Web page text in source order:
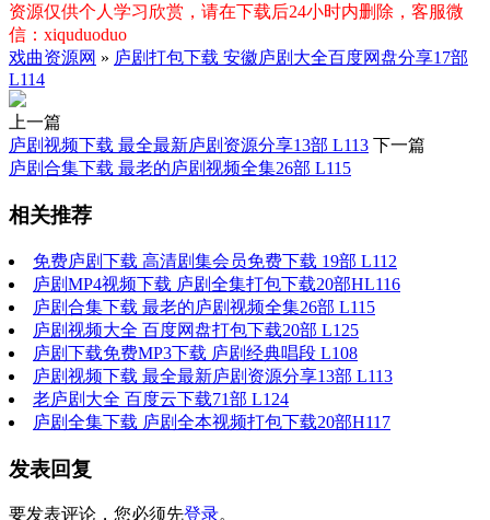
资源仅供个人学习欣赏，请在下载后24小时内删除，客服微
信：xiquduoduo
戏曲资源网 » 庐剧打包下载 安徽庐剧大全百度网盘分享17部
L114
上一篇
庐剧视频下载 最全最新庐剧资源分享13部 L113 下一篇
庐剧合集下载 最老的庐剧视频全集26部 L115
相关推荐
免费庐剧下载 高清剧集会员免费下载 19部 L112
庐剧MP4视频下载 庐剧全集打包下载20部HL116
庐剧合集下载 最老的庐剧视频全集26部 L115
庐剧视频大全 百度网盘打包下载20部 L125
庐剧下载免费MP3下载 庐剧经典唱段 L108
庐剧视频下载 最全最新庐剧资源分享13部 L113
老庐剧大全 百度云下载71部 L124
庐剧全集下载 庐剧全本视频打包下载20部H117
发表回复
要发表评论，您必须先登录。